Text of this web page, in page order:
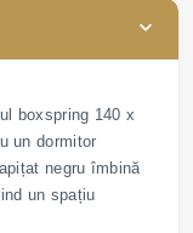
boxspring 140 x
un dormitor
negru îmbină
un spațiu